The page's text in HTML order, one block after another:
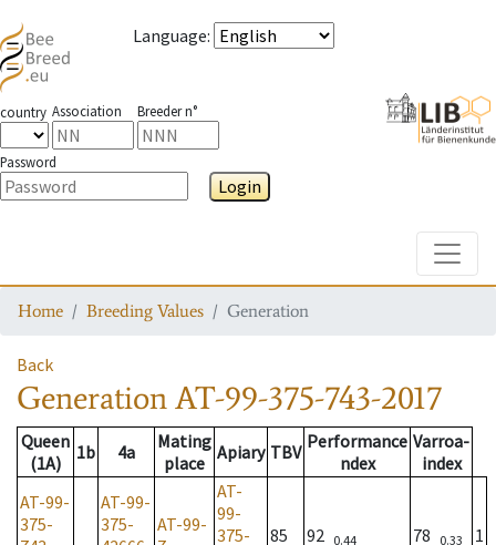
Language:
country Association Breeder n°
Password
Login
Home Breeding Values Generation
Back
GenerationAT-99-375-743-2017
Queen
(1A)
1b 4a
Mating
place Apiary TBV Performance
ndex
Varroa-
index
AT-99-
375-
AT-99-
375-
AT-99-
AT-
99-
375-
85 92 0.44 78 0.33 1